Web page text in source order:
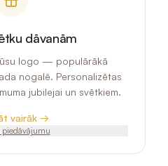
dāvanām
logo — populārākā
nogalē. Personalizētas
jubilejai un svētkiem.
vairāk →
piedāvājumu